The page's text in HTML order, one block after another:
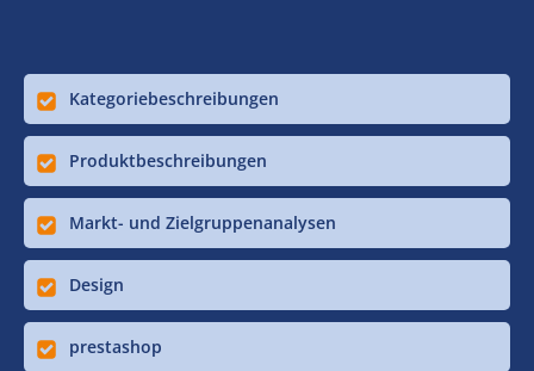
Kategoriebeschreibungen
Produktbeschreibungen
Markt- und Zielgruppenanalysen
Design
prestashop